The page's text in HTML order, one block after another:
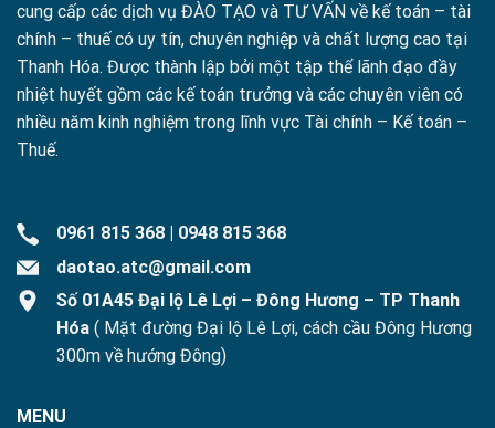
cung cấp các dịch vụ ĐÀO TẠO và TƯ VẤN về kế toán – tài
chính – thuế có uy tín, chuyên nghiệp và chất lượng cao tại
Thanh Hóa. Được thành lập bởi một tập thể lãnh đạo đầy
nhiệt huyết gồm các kế toán trưởng và các chuyên viên có
nhiều năm kinh nghiệm trong lĩnh vực Tài chính – Kế toán –
Thuế.
0961 815 368
0948 815 368
daotao.atc@gmail.com
Số 01A45 Đại lộ Lê Lợi – Đông Hương – TP Thanh
Hóa ( Mặt đường Đại lộ Lê Lợi, cách cầu Đông Hương
300m về hướng Đông)
MENU